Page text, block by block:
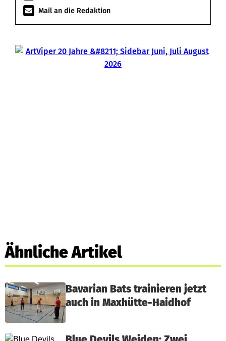
Mail an die Redaktion
Ähnliche Artikel
Bavarian Bats trainieren jetzt
auch in Maxhütte-Haidhof